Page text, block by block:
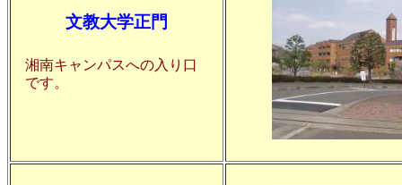
文教大学正門
湘南キャンパスへの入り口
です。